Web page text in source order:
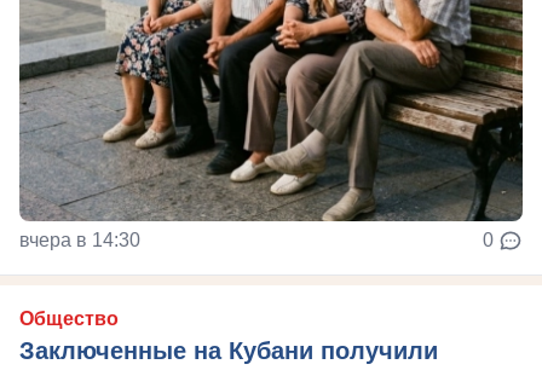
вчера в 14:30 0
Общество
Заключенные на Кубани получили